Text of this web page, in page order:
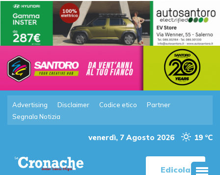
Advertising Disclaimer Codice etico
Partner
Segnala Notizia
venerdì, 7 Agosto 2026 19 °C
Edicola